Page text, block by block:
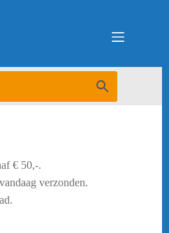
€ 50,-.
verzonden.